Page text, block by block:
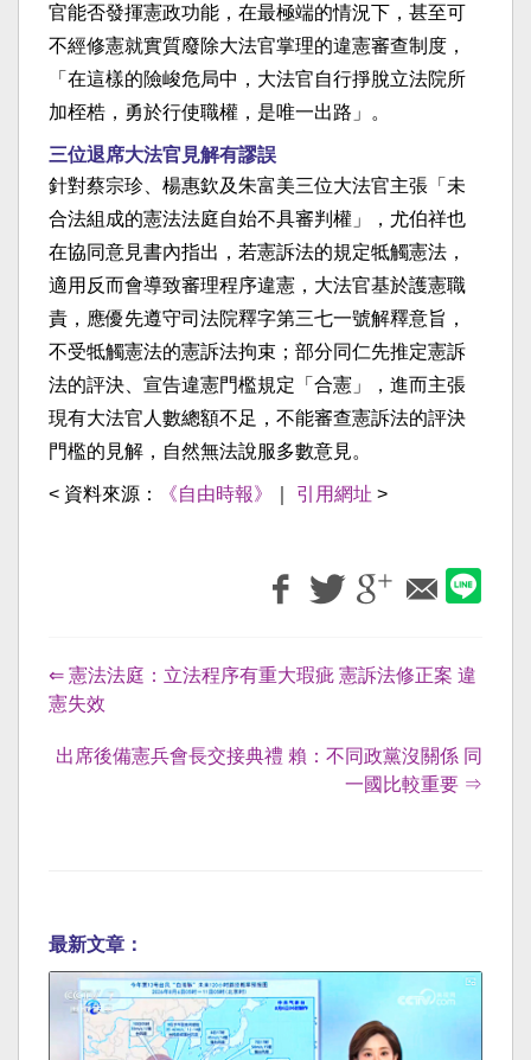
官能否發揮憲政功能，在最極端的情況下，甚至可
不經修憲就實質廢除大法官掌理的違憲審查制度，
「在這樣的險峻危局中，大法官自行掙脫立法院所
加桎梏，勇於行使職權，是唯一出路」。
三位退席大法官見解有謬誤
針對蔡宗珍、楊惠欽及朱富美三位大法官主張「未
合法組成的憲法法庭自始不具審判權」，尤伯祥也
在協同意見書內指出，若憲訴法的規定牴觸憲法，
適用反而會導致審理程序違憲，大法官基於護憲職
責，應優先遵守司法院釋字第三七一號解釋意旨，
不受牴觸憲法的憲訴法拘束；部分同仁先推定憲訴
法的評決、宣告違憲門檻規定「合憲」，進而主張
現有大法官人數總額不足，不能審查憲訴法的評決
門檻的見解，自然無法說服多數意見。
< 資料來源： 《自由時報》 引用網址 >
⇐ 憲法法庭：立法程序有重大瑕疵 憲訴法修正案 違
憲失效
出席後備憲兵會長交接典禮 賴：不同政黨沒關係 同
一國比較重要 ⇒
最新文章：